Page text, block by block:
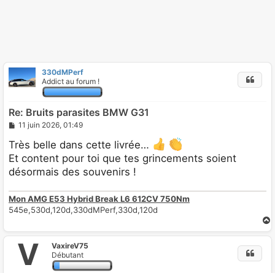
330dMPerf
Addict au forum !
Re: Bruits parasites BMW G31
M
s
s
a
g
e
11 juin 2026, 01:49
Très belle dans cette livrée…
Et content pour toi que tes grincements soient
désormais des souvenirs !
Mon AMG E53 Hybrid Break L6 612CV 750Nm
545e,530d,120d,330dMPerf,330d,120d
V
VaxireV75
Débutant